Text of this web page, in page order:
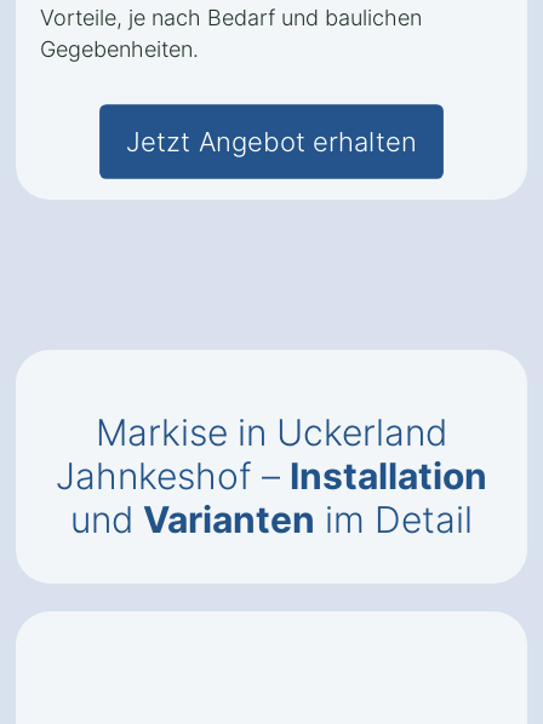
Vorteile, je nach Bedarf und baulichen
Gegebenheiten.
Jetzt Angebot erhalten
Markise in Uckerland
Jahnkeshof – Installation
und Varianten im Detail